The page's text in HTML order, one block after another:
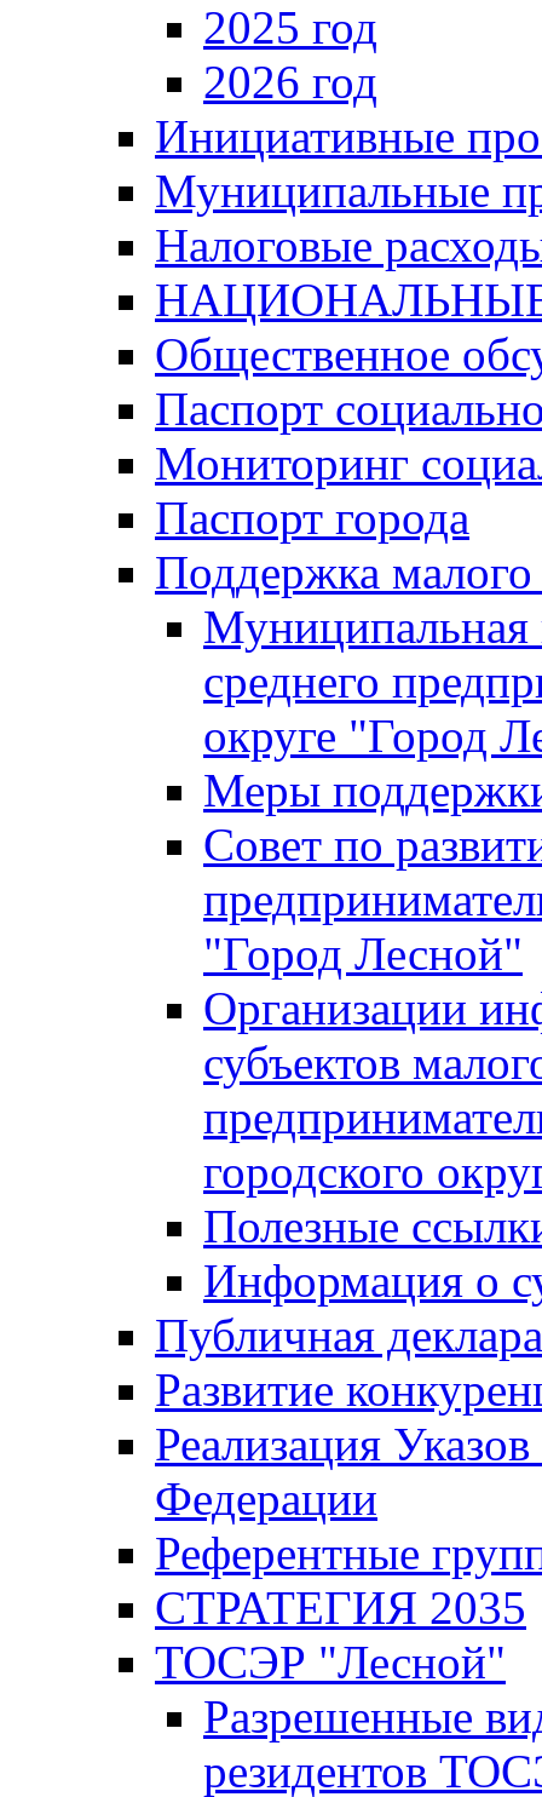
2025 год
2026 год
Инициативные
Муниципальные
Налоговые
Общественное
Паспорт
Мониторинг
Паспорт города
Поддержка малого
Муниципальная
среднего
округе "Город
Меры
Совет по
"Город Лесной"
Организации
субъектов
городского
Полезные
Информация о
Публичная
Развитие
Реализация
Федерации
Референтные
СТРАТЕГИЯ 2035
ТОСЭР "Лесной"
Разрешенные
резидентов